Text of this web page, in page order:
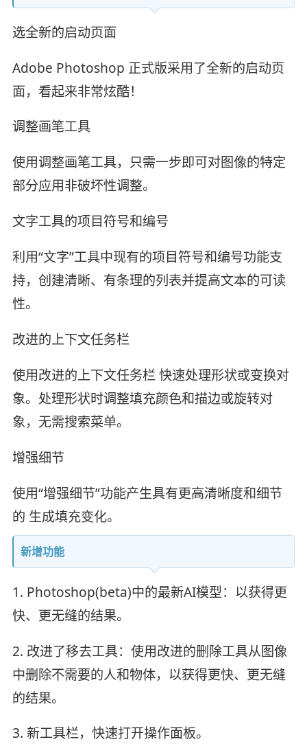
选全新的启动页面
Adobe Photoshop 正式版采用了全新的启动页
面，看起来非常炫酷！
调整画笔工具
使用调整画笔工具，只需一步即可对图像的特定
部分应用非破坏性调整。
文字工具的项目符号和编号
利用“文字”工具中现有的项目符号和编号功能支
持，创建清晰、有条理的列表并提高文本的可读
性。
改进的上下文任务栏
使用改进的上下文任务栏 快速处理形状或变换对
象。处理形状时调整填充颜色和描边或旋转对
象，无需搜索菜单。
增强细节
使用“增强细节”功能产生具有更高清晰度和细节
的 生成填充变化。
新增功能
1. Photoshop(beta)中的最新AI模型：以获得更
快、更无缝的结果。
2. 改进了移去工具：使用改进的删除工具从图像
中删除不需要的人和物体，以获得更快、更无缝
的结果。
3. 新工具栏，快速打开操作面板。